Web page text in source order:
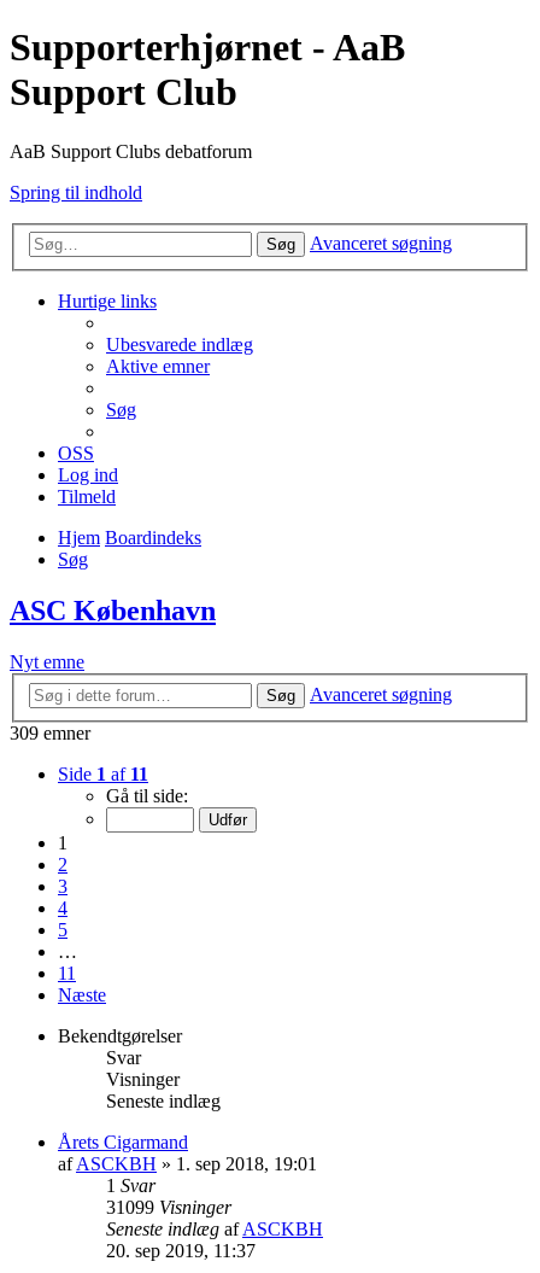
Supporterhjørnet - AaB
Support Club
AaB Support Clubs debatforum
Spring til indhold
Søg Avanceret søgning
Hurtige links
Ubesvarede indlæg
Aktive emner
Søg
OSS
Log ind
Tilmeld
Hjem Boardindeks
Søg
ASC København
Nyt emne
Søg
Avanceret søgning
309 emner
Side 1 af 11
Gå til side:
1
2
3
4
5
…
11
Næste
Bekendtgørelser
Svar
Visninger
Seneste indlæg
Årets Cigarmand
afASCKBH » 1. sep 2018, 19:01
1 Svar
31099 Visninger
Seneste indlæg afASCKBH
20. sep 2019, 11:37